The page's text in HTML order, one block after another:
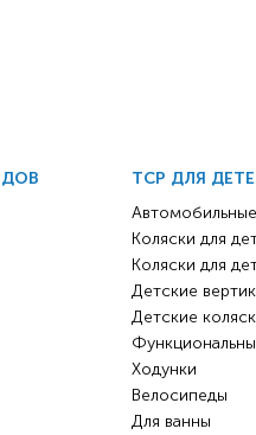
ТСР ДЛЯ
Коляски для
Коляски для
Детские
Детские
Ходунки
Велосипеды
Для ванны